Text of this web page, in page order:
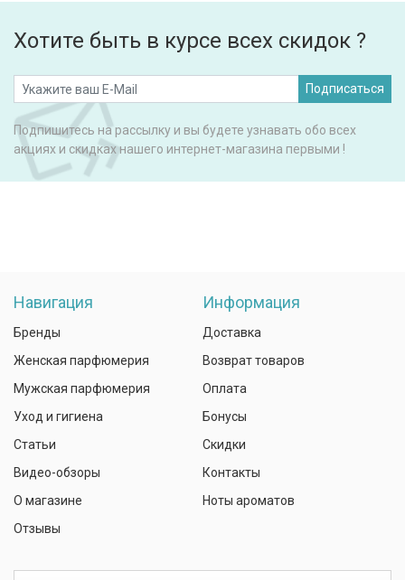
Хотите быть в курсе всех скидок ?
Подписаться
Подпишитесь на рассылку и вы будете узнавать обо всех
акциях и скидках нашего интернет-магазина первыми !
Навигация
Бренды
Женская парфюмерия
Мужская парфюмерия
Уход и гигиена
Статьи
Видео-обзоры
О магазине
Отзывы
Информация
Доставка
Возврат товаров
Оплата
Бонусы
Скидки
Контакты
Ноты ароматов